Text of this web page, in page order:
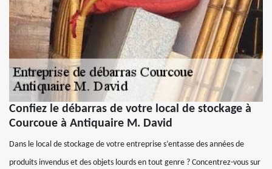
Confiez le débarras de votre local de stockage à
Courcoue à Antiquaire M. David
Dans le local de stockage de votre entreprise s’entasse des années de
produits invendus et des objets lourds en tout genre ? Concentrez-vous sur